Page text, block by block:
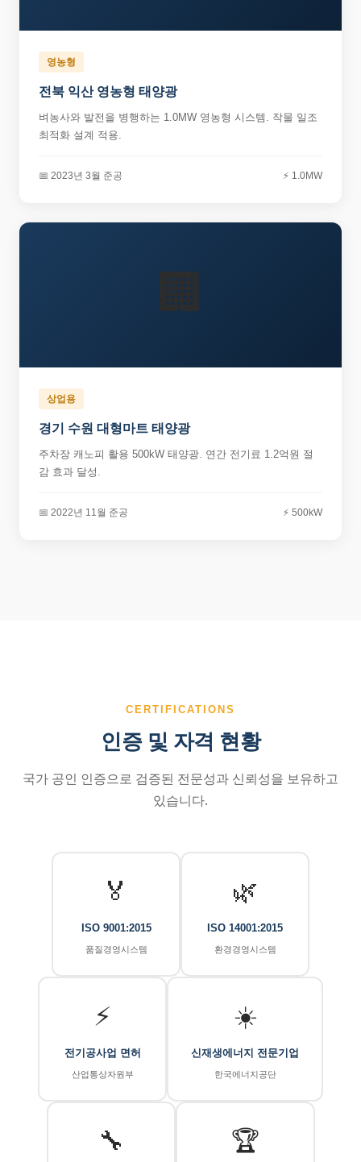
영농형
전북 익산 영농형 태양광
벼농사와 발전을 병행하는 1.0MW 영농형 시스템. 작물 일조
최적화 설계 적용.
📅 2023년 3월 준공 ⚡ 1.0MW
🏢
상업용
경기 수원 대형마트 태양광
주차장 캐노피 활용 500kW 태양광. 연간 전기료 1.2억원 절
감 효과 달성.
📅 2022년 11월 준공 ⚡ 500kW
CERTIFICATIONS
인증 및 자격 현황
국가 공인 인증으로 검증된 전문성과 신뢰성을 보유하고
있습니다.
🏅
ISO 9001:2015
품질경영시스템
🌿
ISO 14001:2015
환경경영시스템
⚡
전기공사업 면허
산업통상자원부
☀️
신재생에너지 전문기업
한국에너지공단
🔧 🏆